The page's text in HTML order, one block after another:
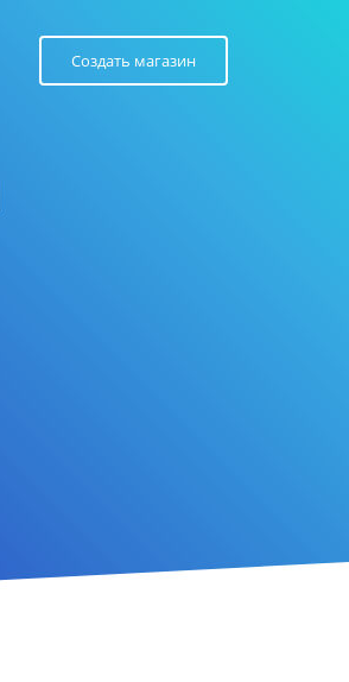
Создать магазин